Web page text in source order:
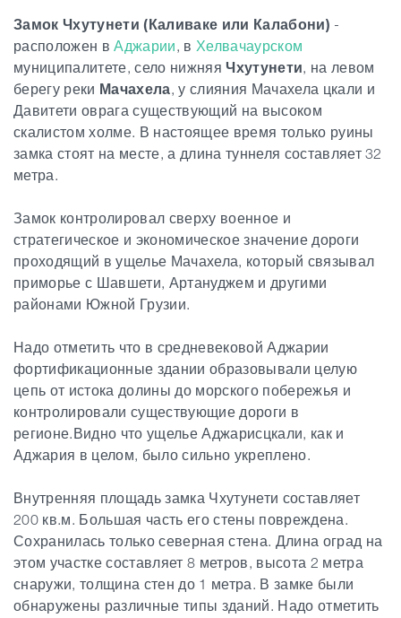
Замок Чхутунети (Каливаке или Калабони) -
расположен вАджарии, в Хелвачаурском
муниципалитете, село нижняяЧхутунети, на левом
берегу реки Мачахела, у слияния Мачахела цкали и
Давитети оврага существующий на высоком
скалистом холме. В настоящее время только руины
замка стоят на месте, а длина туннеля составляет 32
метра.
Замок контролировал сверху военное и
стратегическое и экономическое значениедороги
проходящий в ущелье Мачахела, который связывал
приморье с Шавшети, Артануджем и другими
районами Южной Грузии.
Надо отметить что в средневековой Аджарии
фортификационные здании образовывали целую
цепь от истока долины до морского побережья и
контролировали существующие дороги в
регионе.Видно что ущелье Аджарисцкали, как и
Аджария в целом, было сильно укреплено.
Внутренняя площадь замка Чхутунети составляет
200 кв.м. Большая часть его стены повреждена.
Сохранилась только северная стена. Длина оград на
этом участке составляет 8 метров, высота 2 метра
снаружи, толщина стен до 1 метра. В замке были
обнаружены различные типы зданий. Надо отметить